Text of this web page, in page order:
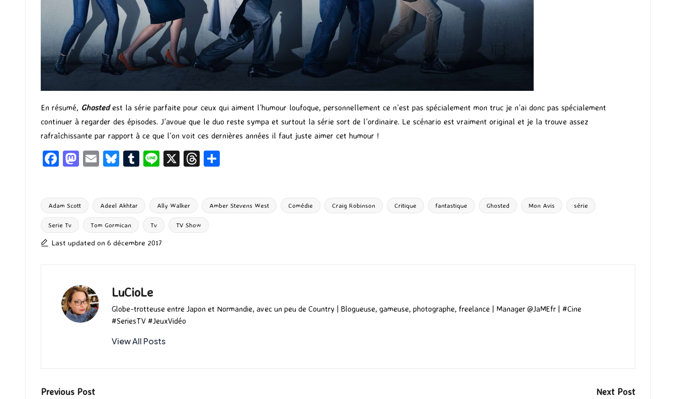
En résumé, Ghosted est la série parfaite pour ceux qui aiment l’humour loufoque, personnellement ce n’est pas spécialement mon truc je n’ai donc pas spécialement
continuer à regarder des épisodes. J’avoue que le duo reste sympa et surtout la série sort de l’ordinaire. Le scénario est vraiment original et je la trouve assez
rafraîchissante par rapport à ce que l’on voit ces dernières années il faut juste aimer cet humour !
Fa
o
o
k
M
d
o
n
E
l
Bl
ky
T
bl
r
Li X
T
ds g
Tags:
Adam Scott Adeel Akhtar Ally Walker Amber Stevens West Comédie Craig Robinson Critique fantastique Ghosted Mon Avis série
Serie Tv Tom Gormican Tv TV Show
Last updated on 6 décembre 2017
LuCioLe
Globe-trotteuse entre Japon et Normandie, avec un peu de Country | Blogueuse, gameuse, photographe, freelance | Manager @JaMEfr | #Cine
#SeriesTV #JeuxVidéo
View All Posts
Post
Previous Post Next Post